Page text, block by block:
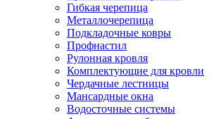
Гибкая черепица
Металлочерепица
Подкладочные ковры
Профнастил
Рулонная кровля
Комплектующие для кровли
Чердачные лестницы
Мансардные окна
Водосточные системы